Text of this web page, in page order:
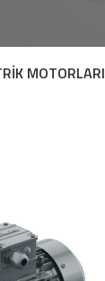
MOTORLARI